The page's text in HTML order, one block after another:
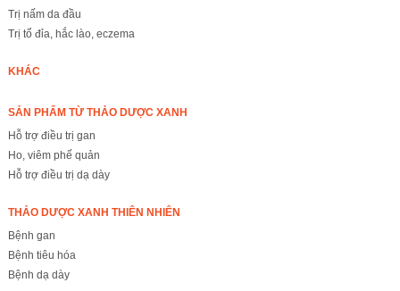
Trị nấm da đầu
Trị tổ đỉa, hắc lào, eczema
KHÁC
SẢN PHẨM TỪ THẢO DƯỢC XANH
Hỗ trợ điều trị gan
Ho, viêm phế quản
Hỗ trợ điều trị dạ dày
THẢO DƯỢC XANH THIÊN NHIÊN
Bệnh gan
Bệnh tiêu hóa
Bệnh dạ dày